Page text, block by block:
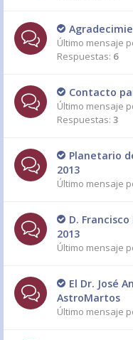
Último mensaje
Respuestas: 6
Contacto
Último mensaje
Respuestas: 3
Planetario
2013
Último mensaje
D.
2013
Último mensaje
El Dr. José
AstroMartos
Último mensaje